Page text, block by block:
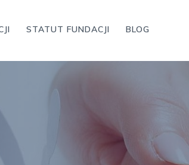
STATUT FUNDACJI BLOG